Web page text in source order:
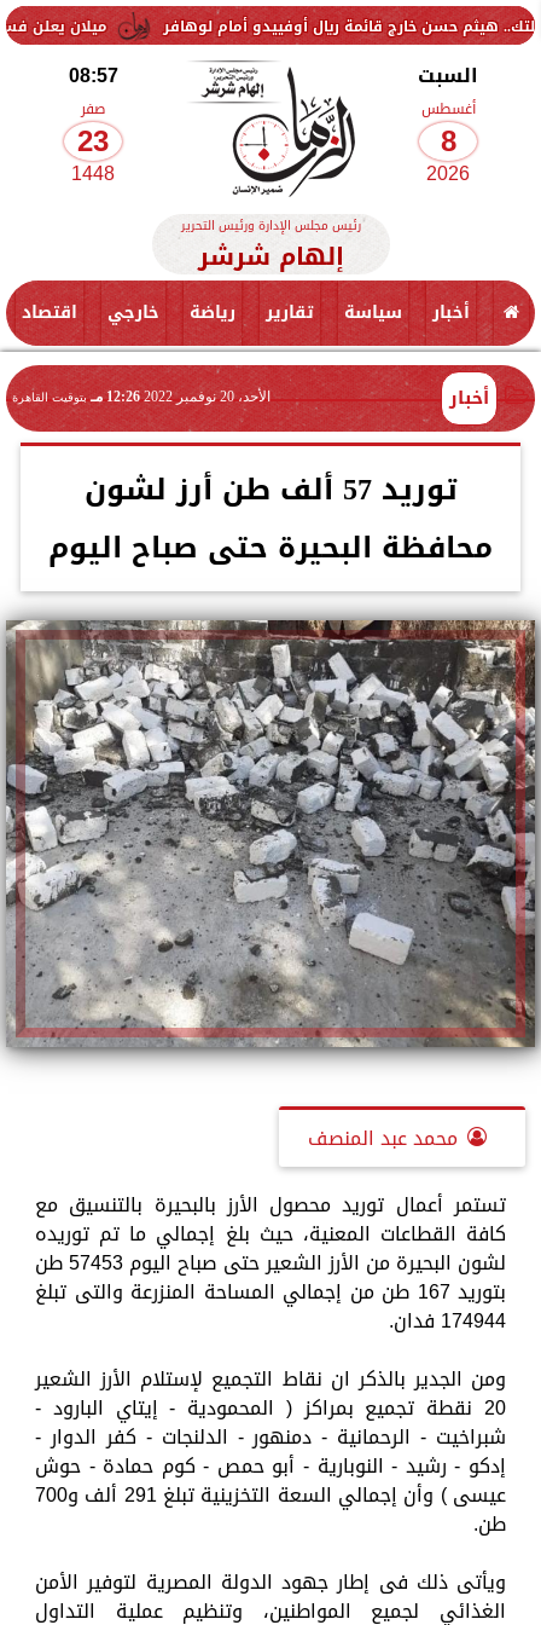
ميلان يعلن فسخ عقد خارج قائمة ريال أوفييدو أمام لوهافر
السبت
أغسطس
8
2026
08:57
صفر
23
1448
رئيس مجلس الإدارة ورئيس التحرير
إلهام شرشر
أخبار سياسة تقارير رياضة خارجي اقتصاد
أخبار الأحد، 20 نوفمبر 2022 12:26 مـ بتوقيت القاهرة
توريد 57 ألف طن أرز لشون
محافظة البحيرة حتى صباح اليوم
محمد عبد المنصف
تستمر أعمال توريد محصول الأرز بالبحيرة بالتنسيق مع
كافة القطاعات المعنية، حيث بلغ إجمالي ما تم توريده
لشون البحيرة من الأرز الشعير حتى صباح اليوم 57453 طن
بتوريد 167 طن من إجمالي المساحة المنزرعة والتى تبلغ
174944 فدان.
ومن الجدير بالذكر ان نقاط التجميع لإستلام الأرز الشعير
20 نقطة تجميع بمراكز ( المحمودية - إيتاي البارود -
شبراخيت - الرحمانية - دمنهور - الدلنجات - كفر الدوار -
إدكو - رشيد - النوبارية - أبو حمص - كوم حمادة - حوش
عيسى ) وأن إجمالي السعة التخزينية تبلغ 291 ألف و700
طن.
ويأتى ذلك فى إطار جهود الدولة المصرية لتوفير الأمن
الغذائي لجميع المواطنين، وتنظيم عملية التداول